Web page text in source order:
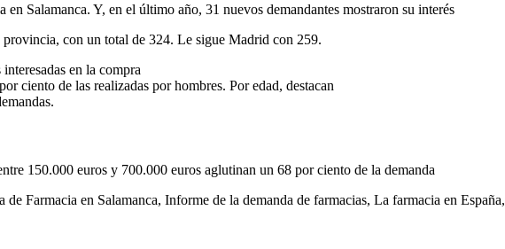
Salamanca. Y, en el último año, 31 nuevos demandantes mostraron su interés
con un total de 324. Le sigue Madrid con 259.
en la compra
ciento de las realizadas por hombres. Por edad, destacan
150.000 euros y 700.000 euros aglutinan un 68 por ciento de la demanda
de Farmacia en Salamanca, Informe de la demanda de farmacias, La farmacia en España,